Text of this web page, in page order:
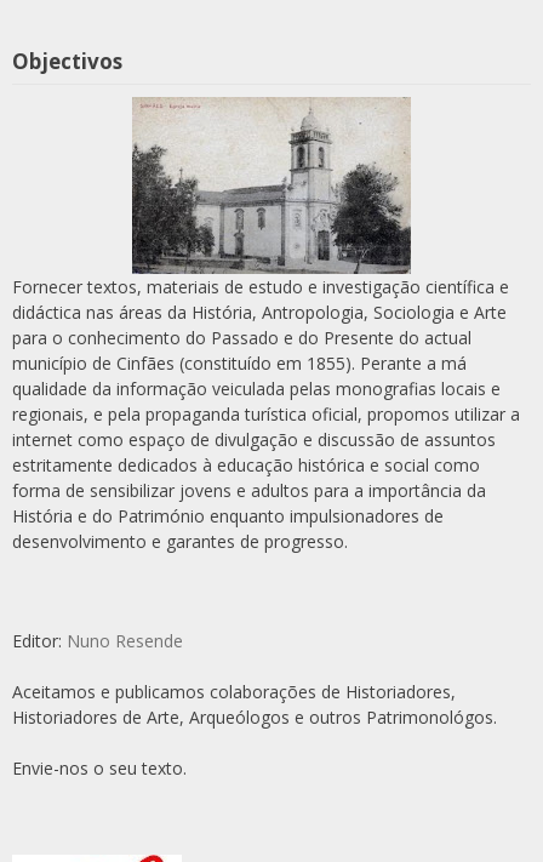
Objectivos
Fornecer textos, materiais de estudo e investigação científica e
didáctica nas áreas da História, Antropologia, Sociologia e Arte
para o conhecimento do Passado e do Presente do actual
município de Cinfães (constituído em 1855). Perante a má
qualidade da informação veiculada pelas monografias locais e
regionais, e pela propaganda turística oficial, propomos utilizar a
internet como espaço de divulgação e discussão de assuntos
estritamente dedicados à educação histórica e social como
forma de sensibilizar jovens e adultos para a importância da
História e do Património enquanto impulsionadores de
desenvolvimento e garantes de progresso.
Editor: Nuno Resende
Aceitamos e publicamos colaborações de Historiadores,
Historiadores de Arte, Arqueólogos e outros Patrimonológos.
Envie-nos o seu texto.